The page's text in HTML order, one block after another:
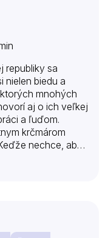
republiky sa
nielen biedu a
mnohých
aj o ich veľkej
a ľuďom.
krčmárom
nechce, aby
rozhodne
postavou je